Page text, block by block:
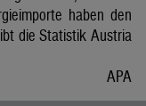
haben den
die Statistik Austria
APA